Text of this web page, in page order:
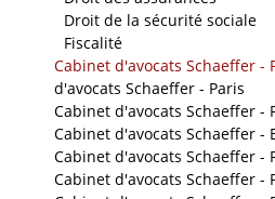
Droit de la sécurité sociale
Fiscalité
Cabinet d'avocats Schaeffer -
d'avocats Schaeffer - Paris
Cabinet d'avocats Schaeffer -
Cabinet d'avocats Schaeffer -
Cabinet d'avocats Schaeffer -
Cabinet d'avocats Schaeffer -